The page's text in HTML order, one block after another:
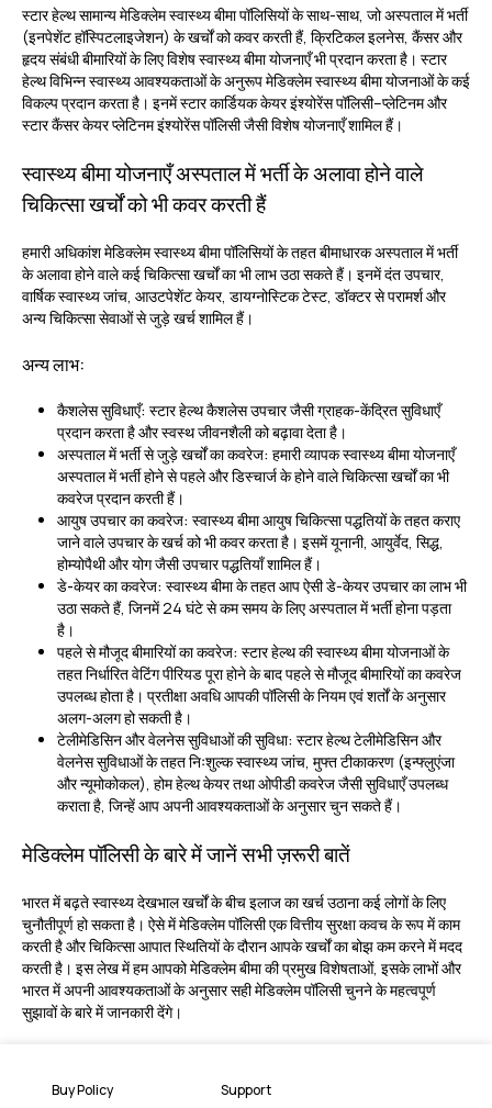
Buy Policy Support
स्टार हेल्थ सामान्य मेडिक्लेम स्वास्थ्य बीमा पॉलिसियों के साथ-साथ, जो अस्पताल में भर्ती
(इनपेशेंट हॉस्पिटलाइजेशन) के खर्चों को कवर करती हैं, क्रिटिकल इलनेस, कैंसर और
हृदय संबंधी बीमारियों के लिए विशेष स्वास्थ्य बीमा योजनाएँ भी प्रदान करता है। स्टार
हेल्थ विभिन्न स्वास्थ्य आवश्यकताओं के अनुरूप मेडिक्लेम स्वास्थ्य बीमा योजनाओं के कई
विकल्प प्रदान करता है। इनमें स्टार कार्डियक केयर इंश्योरेंस पॉलिसी–प्लेटिनम और
स्टार कैंसर केयर प्लेटिनम इंश्योरेंस पॉलिसी जैसी विशेष योजनाएँ शामिल हैं।
स्वास्थ्य बीमा योजनाएँ अस्पताल में भर्ती के अलावा होने वाले
चिकित्सा खर्चों को भी कवर करती हैं
हमारी अधिकांश मेडिक्लेम स्वास्थ्य बीमा पॉलिसियों के तहत बीमाधारक अस्पताल में भर्ती
के अलावा होने वाले कई चिकित्सा खर्चों का भी लाभ उठा सकते हैं। इनमें दंत उपचार,
वार्षिक स्वास्थ्य जांच, आउटपेशेंट केयर, डायग्नोस्टिक टेस्ट, डॉक्टर से परामर्श और
अन्य चिकित्सा सेवाओं से जुड़े खर्च शामिल हैं।
अन्य लाभ:
कैशलेस सुविधाएँ: स्टार हेल्थ कैशलेस उपचार जैसी ग्राहक-केंद्रित सुविधाएँ
प्रदान करता है और स्वस्थ जीवनशैली को बढ़ावा देता है।
अस्पताल में भर्ती से जुड़े खर्चों का कवरेज: हमारी व्यापक स्वास्थ्य बीमा योजनाएँ
अस्पताल में भर्ती होने से पहले और डिस्चार्ज के होने वाले चिकित्सा खर्चों का भी
कवरेज प्रदान करती हैं।
आयुष उपचार का कवरेज: स्वास्थ्य बीमा आयुष चिकित्सा पद्धतियों के तहत कराए
जाने वाले उपचार के खर्च को भी कवर करता है। इसमें यूनानी, आयुर्वेद, सिद्ध,
होम्योपैथी और योग जैसी उपचार पद्धतियाँ शामिल हैं।
डे-केयर का कवरेज: स्वास्थ्य बीमा के तहत आप ऐसी डे-केयर उपचार का लाभ भी
उठा सकते हैं, जिनमें 24 घंटे से कम समय के लिए अस्पताल में भर्ती होना पड़ता
है।
पहले से मौजूद बीमारियों का कवरेज: स्टार हेल्थ की स्वास्थ्य बीमा योजनाओं के
तहत निर्धारित वेटिंग पीरियड पूरा होने के बाद पहले से मौजूद बीमारियों का कवरेज
उपलब्ध होता है। प्रतीक्षा अवधि आपकी पॉलिसी के नियम एवं शर्तों के अनुसार
अलग-अलग हो सकती है।
टेलीमेडिसिन और वेलनेस सुविधाओं की सुविधा: स्टार हेल्थ टेलीमेडिसिन और
वेलनेस सुविधाओं के तहत निःशुल्क स्वास्थ्य जांच, मुफ्त टीकाकरण (इन्फ्लुएंजा
और न्यूमोकोकल), होम हेल्थ केयर तथा ओपीडी कवरेज जैसी सुविधाएँ उपलब्ध
कराता है, जिन्हें आप अपनी आवश्यकताओं के अनुसार चुन सकते हैं।
मेडिक्लेम पॉलिसी के बारे में जानें सभी ज़रूरी बातें
भारत में बढ़ते स्वास्थ्य देखभाल खर्चों के बीच इलाज का खर्च उठाना कई लोगों के लिए
चुनौतीपूर्ण हो सकता है। ऐसे में मेडिक्लेम पॉलिसी एक वित्तीय सुरक्षा कवच के रूप में काम
करती है और चिकित्सा आपात स्थितियों के दौरान आपके खर्चों का बोझ कम करने में मदद
करती है। इस लेख में हम आपको मेडिक्लेम बीमा की प्रमुख विशेषताओं, इसके लाभों और
भारत में अपनी आवश्यकताओं के अनुसार सही मेडिक्लेम पॉलिसी चुनने के महत्वपूर्ण
सुझावों के बारे में जानकारी देंगे।